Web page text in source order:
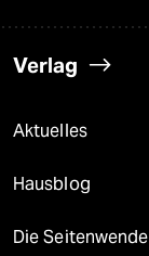
Verlag
Aktuelles
Hausblog
Die Seitenwende